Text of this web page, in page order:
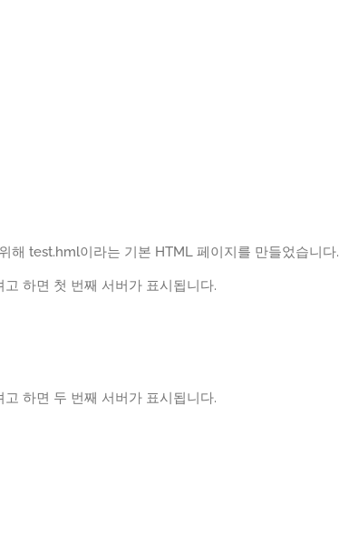
해 test.hml이라는 기본 HTML 페이지를 만들었습니다.
하면 첫 번째 서버가 표시됩니다.
하면 두 번째 서버가 표시됩니다.